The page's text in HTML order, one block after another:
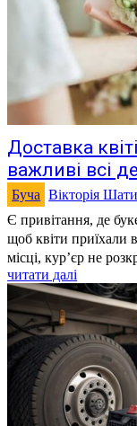
Доставка
важливі всі
Буча Вікторія
Є привітання, де
щоб квіти приїхали
місці, кур’єр не
читати далі